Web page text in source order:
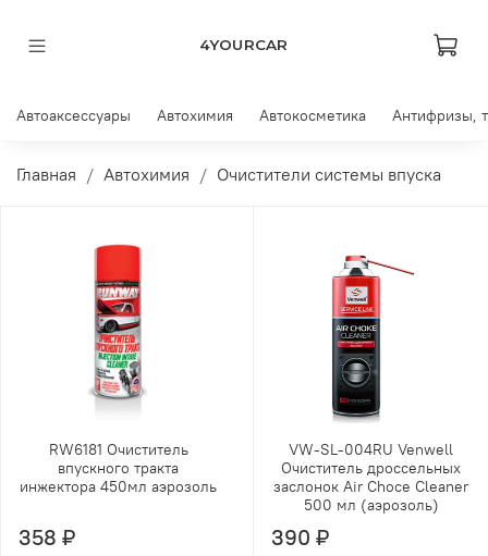
4YOURCAR
Автоаксессуары Автохимия Автокосметика Антифризы,
Главная Автохимия Очистители системы впуска
RW6181 Очиститель
впускного тракта
инжектора 450мл аэрозоль
358 ₽
VW-SL-004RU Venwell
Очиститель дроссельных
заслонок Air Choce Cleaner
500 мл (аэрозоль)
390 ₽